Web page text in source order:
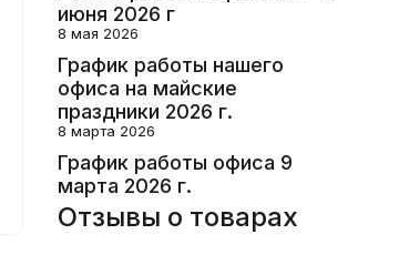
июня 2026 г
8 мая 2026
График работы нашего
офиса на майские
праздники 2026 г.
8 марта 2026
График работы офиса 9
марта 2026 г.
Отзывы о товарах